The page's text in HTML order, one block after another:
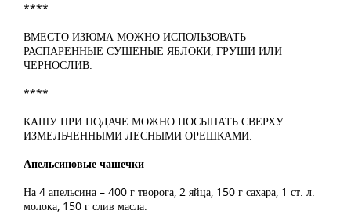
****
ВМЕСТО ИЗЮМА МОЖНО ИСПОЛЬЗОВАТЬ
РАСПАРЕННЫЕ СУШЕНЫЕ ЯБЛОКИ, ГРУШИ ИЛИ
ЧЕРНОСЛИВ.
****
КАШУ ПРИ ПОДАЧЕ МОЖНО ПОСЫПАТЬ СВЕРХУ
ИЗМЕЛЬЧЕННЫМИ ЛЕСНЫМИ ОРЕШКАМИ.
Апельсиновые чашечки
На 4 апельсина – 400 г творога, 2 яйца, 150 г сахара, 1 ст. л.
молока, 150 г слив масла.